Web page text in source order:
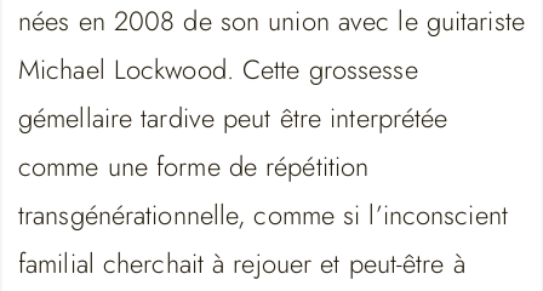
nées en 2008 de son union avec le guitariste
Michael Lockwood. Cette grossesse
gémellaire tardive peut être interprétée
comme une forme de répétition
transgénérationnelle, comme si l’inconscient
familial cherchait à rejouer et peut-être à